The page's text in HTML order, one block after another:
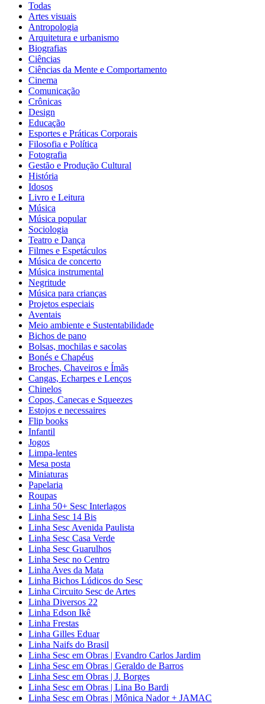
Todas
Artes visuais
Antropologia
Arquitetura e urbanismo
Biografias
Ciências
Ciências da Mente e Comportamento
Cinema
Comunicação
Crônicas
Design
Educação
Esportes e Práticas Corporais
Filosofia e Política
Fotografia
Gestão e Produção Cultural
História
Idosos
Livro e Leitura
Música
Música popular
Sociologia
Teatro e Dança
Filmes e Espetáculos
Música de concerto
Música instrumental
Negritude
Música para crianças
Projetos especiais
Aventais
Meio ambiente e Sustentabilidade
Bichos de pano
Bolsas, mochilas e sacolas
Bonés e Chapéus
Broches, Chaveiros e Ímãs
Cangas, Echarpes e Lenços
Chinelos
Copos, Canecas e Squeezes
Estojos e necessaires
Flip books
Infantil
Jogos
Limpa-lentes
Mesa posta
Miniaturas
Papelaria
Roupas
Linha 50+ Sesc Interlagos
Linha Sesc 14 Bis
Linha Sesc Avenida Paulista
Linha Sesc Casa Verde
Linha Sesc Guarulhos
Linha Sesc no Centro
Linha Aves da Mata
Linha Bichos Lúdicos do Sesc
Linha Circuito Sesc de Artes
Linha Diversos 22
Linha Edson Ikê
Linha Frestas
Linha Gilles Eduar
Linha Naifs do Brasil
Linha Sesc em Obras | Evandro Carlos Jardim
Linha Sesc em Obras | Geraldo de Barros
Linha Sesc em Obras | J. Borges
Linha Sesc em Obras | Lina Bo Bardi
Linha Sesc em Obras | Mônica Nador + JAMAC